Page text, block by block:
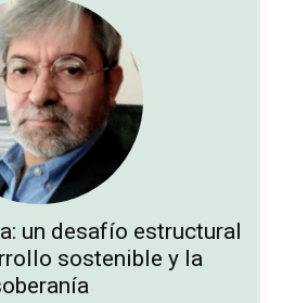
un desafío estructural
sostenible y la